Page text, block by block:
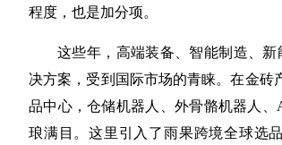
程度，也是加分项。
这些年，高端装备、智能制造、
决方案，受到国际市场的青睐。在金
品中心，仓储机器人、外骨骼机器人
琅满目。这里引入了雨果跨境全球选